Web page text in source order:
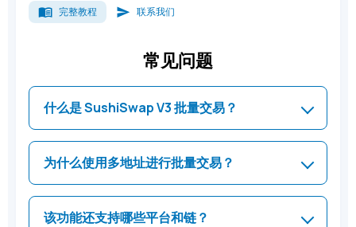
完整教程 联系我们
常见问题
什么是 SushiSwap V3 批量交易？
为什么使用多地址进行批量交易？
该功能还支持哪些平台和链？